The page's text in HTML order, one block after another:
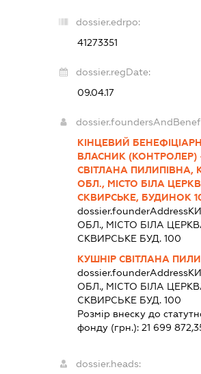
dossier.edrpo:
41273351
dossier.regDate:
09.04.17
КІНЦЕВИЙ
ВЛАСНИК (КОНТРОЛЕР)
СВІТЛАНА ПИЛИПІВНА,
ОБЛ., МІСТО БІЛА
СКВИРСЬКЕ, БУДИНОК
dossier.founderAddress
ОБЛ., МІСТО БІЛА
СКВИРСЬКЕ БУД. 100
КУШНІР СВІТЛАНА
dossier.founderAddress
ОБЛ., МІСТО БІЛА
СКВИРСЬКЕ БУД. 100
Розмір внеску до
фонду (грн.): 21 699
dossier.heads: